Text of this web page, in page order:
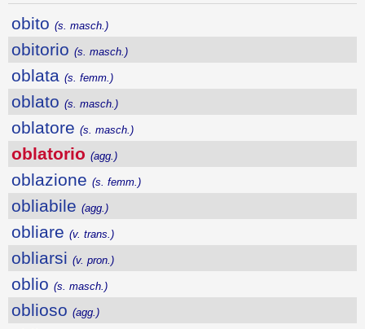
obito (s. masch.)
obitorio (s. masch.)
oblata (s. femm.)
oblato (s. masch.)
oblatore (s. masch.)
oblatorio (agg.)
oblazione (s. femm.)
obliabile (agg.)
obliare (v. trans.)
obliarsi (v. pron.)
oblio (s. masch.)
oblioso (agg.)